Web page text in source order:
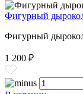
Фигурный
Фигурный
1 200 ₽